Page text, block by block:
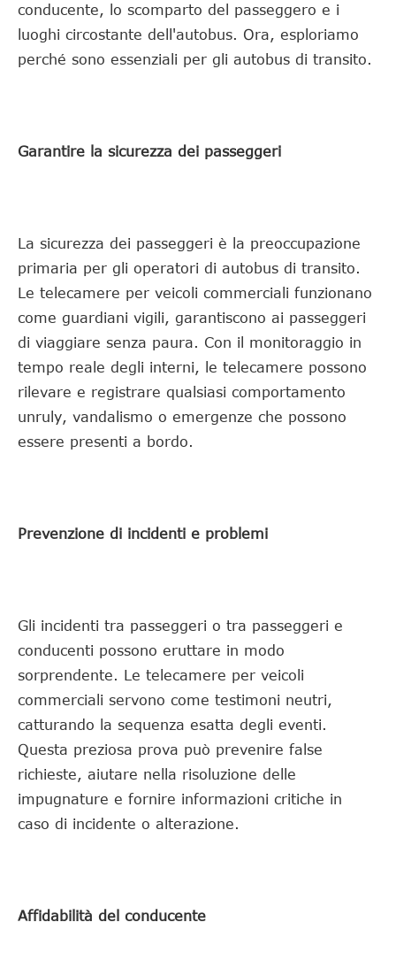
conducente, lo scomparto del passeggero e i
luoghi circostante dell'autobus. Ora, esploriamo
perché sono essenziali per gli autobus di transito.
Garantire la sicurezza dei passeggeri
La sicurezza dei passeggeri è la preoccupazione
primaria per gli operatori di autobus di transito.
Le telecamere per veicoli commerciali funzionano
come guardiani vigili, garantiscono ai passeggeri
di viaggiare senza paura. Con il monitoraggio in
tempo reale degli interni, le telecamere possono
rilevare e registrare qualsiasi comportamento
unruly, vandalismo o emergenze che possono
essere presenti a bordo.
Prevenzione di incidenti e problemi
Gli incidenti tra passeggeri o tra passeggeri e
conducenti possono eruttare in modo
sorprendente. Le telecamere per veicoli
commerciali servono come testimoni neutri,
catturando la sequenza esatta degli eventi.
Questa preziosa prova può prevenire false
richieste, aiutare nella risoluzione delle
impugnature e fornire informazioni critiche in
caso di incidente o alterazione.
Affidabilità del conducente